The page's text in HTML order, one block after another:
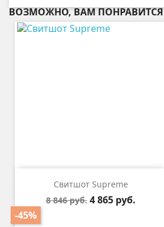
ВОЗМОЖНО, ВАМ ПОНРАВИТСЯ
Свитшот Supreme
Базовая
8 846 руб.
-45%
Цена
4 865 руб.